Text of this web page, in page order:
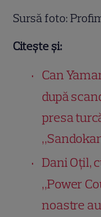
Sursă foto:
Citește și:
Can
după
presa
Dani Oțil,
„Power
noastre